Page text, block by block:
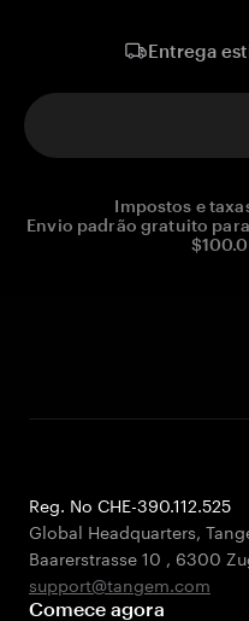
Entrega
Impostos e
Envio padrão gratuito
Reg. No CHE-390.112.525
Global Headquarters,
Baarerstrasse 10 , 6300
support@tangem.com
Comece agora